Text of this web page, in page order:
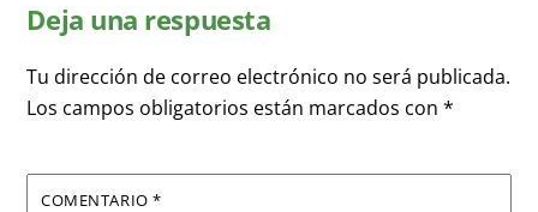
Deja una respuesta
Tu dirección de correo electrónico no será publicada.
Los campos obligatorios están marcados con*
COMENTARIO*